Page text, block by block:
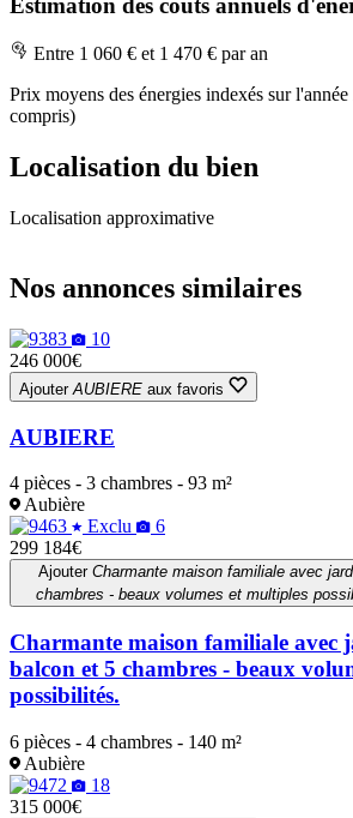
Entre 1 060 € et 1 470 € par an
Prix moyens des énergies indexés sur
compris)
Localisation du bien
Localisation approximative
−
Nos annonces similaires
10
246 000€
Ajouter AUBIERE aux favoris
AUBIERE
4 pièces - 3 chambres - 93 m²
Aubière
Exclu
6
299 184€
Ajouter Charmante maison familiale avec
chambres - beaux volumes et multiples
Charmante maison familiale avec
balcon et 5 chambres - beaux
possibilités.
6 pièces - 4 chambres - 140 m²
Aubière
18
315 000€